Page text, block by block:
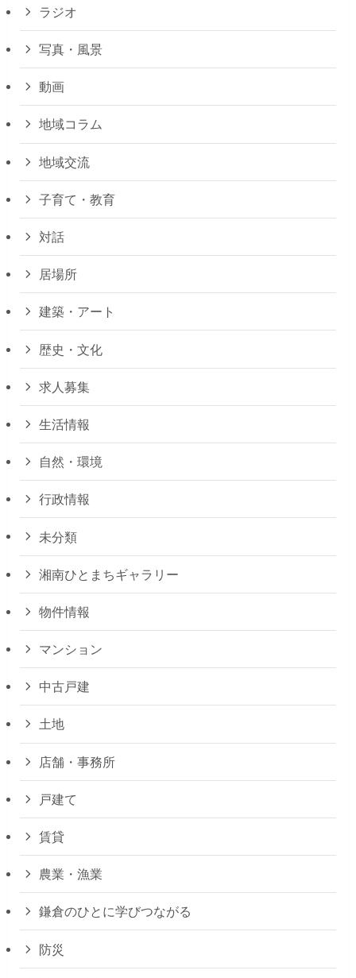
ラジオ
写真・風景
動画
地域コラム
地域交流
子育て・教育
対話
居場所
建築・アート
歴史・文化
求人募集
生活情報
自然・環境
行政情報
未分類
湘南ひとまちギャラリー
物件情報
マンション
中古戸建
土地
店舗・事務所
戸建て
賃貸
農業・漁業
鎌倉のひとに学びつながる
防災